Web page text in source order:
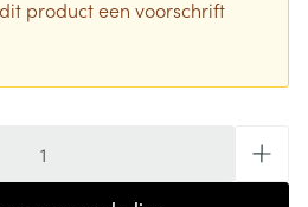
product een voorschrift